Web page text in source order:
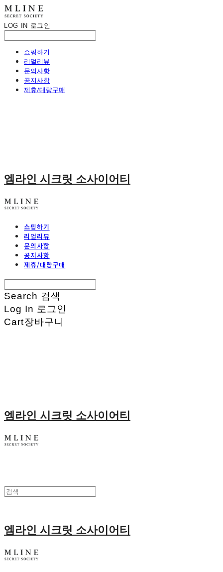
LOG IN 로그인
쇼핑하기
리얼리뷰
문의사항
공지사항
제휴/대량구매
엠라인 시크릿 소사이어티
쇼핑하기
리얼리뷰
문의사항
공지사항
제휴/대량구매
Search 검색
Log In 로그인
Cart장바구니
엠라인 시크릿 소사이어티
엠라인 시크릿 소사이어티